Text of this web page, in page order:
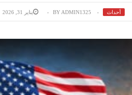
أحداث BY ADMIN1325 يناير 31, 2026